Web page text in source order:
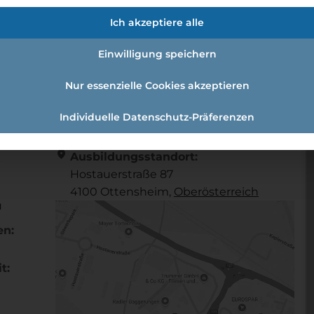
(w /m /d)
location_on Ausbildungsstandort:
Hostauerstraße 87
4100 Ottensheim, Ober­österreich
Ich akzeptiere alle
Einwilligung speichern
Nur essenzielle Cookies akzeptieren
Individuelle Datenschutz-Präferenzen